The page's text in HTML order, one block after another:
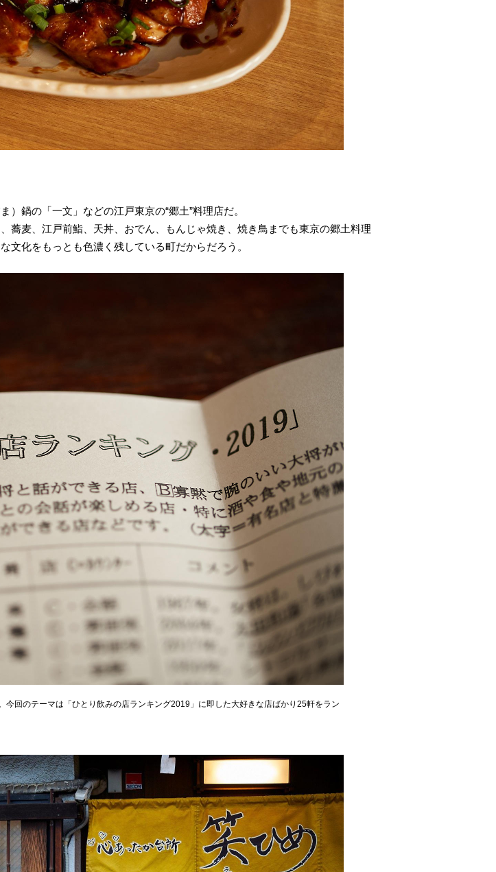
鍋の「一文」などの江戸東京の“郷土”料理店だ。
蕎麦、江戸前鮨、天丼、おでん、もんじゃ焼き、焼き鳥までも東京の郷土料理
文化をもっとも色濃く残している町だからだろう。
回のテーマは「ひとり飲みの店ランキング2019」に即した大好きな店ばかり25軒をラン